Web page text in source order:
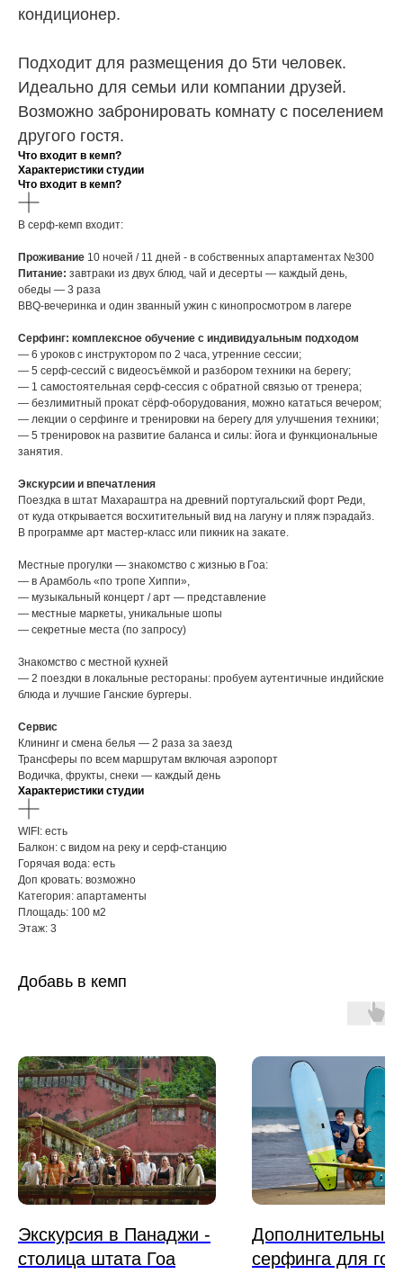
кондиционер.
Подходит для размещения до 5ти человек.
Идеально для семьи или компании друзей.
Возможно забронировать комнату с поселением
другого гостя.
Что входит в кемп?
Характеристики студии
Что входит в кемп?
В серф-кемп входит:
Проживание 10 ночей / 11 дней - в собственных апартаментах №300
Питание: завтраки из двух блюд, чай и десерты — каждый день,
обеды — 3 раза
BBQ-вечеринка и один званный ужин с кинопросмотром в лагере
Серфинг: комплексное обучение с индивидуальным подходом
— 6 уроков с инструктором по 2 часа, утренние сессии;
— 5 серф‑сессий с видеосъёмкой и разбором техники на берегу;
— 1 самостоятельная серф‑сессия с обратной связью от тренера;
— безлимитный прокат сёрф‑оборудования, можно кататься вечером;
— лекции о серфинге и тренировки на берегу для улучшения техники;
— 5 тренировок на развитие баланса и силы: йога и функциональные
занятия.
Экскурсии и впечатления
Поездка в штат Махараштра на древний португальский форт Реди,
от куда открывается восхитительный вид на лагуну и пляж пэрадайз.
В программе арт мастер-класс или пикник на закате.
Местные прогулки — знакомство с жизнью в Гоа:
— в Арамболь «по тропе Хиппи»,
— музыкальный концерт / арт — представление
— местные маркеты, уникальные шопы
— секретные места (по запросу)
Знакомство с местной кухней
— 2 поездки в локальные рестораны: пробуем аутентичные индийские
блюда и лучшие Ганские бургеры.
Сервис
Клининг и смена белья — 2 раза за заезд
Трансферы по всем маршрутам включая аэропорт
Водичка, фрукты, снеки — каждый день
Характеристики студии
WIFI: есть
Балкон: с видом на реку и серф-станцию
Горячая вода: есть
Доп кровать: возможно
Категория: апартаменты
Площадь: 100 м2
Этаж: 3
Добавь в кемп
Экскурсия в Панаджи -
столица штата Гоа
Дополнительный
серфинга для